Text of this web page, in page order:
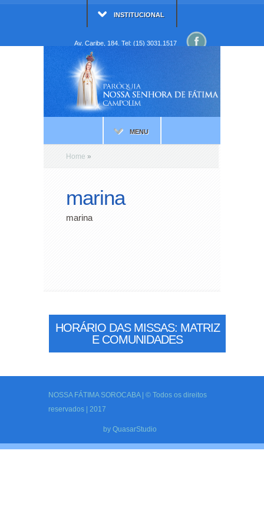
INSTITUCIONAL
Av. Caribe, 184. Tel: (15) 3031.1517
MENU
Home »
marina
marina
HORÁRIO DAS MISSAS: MATRIZ
E COMUNIDADES
NOSSA FÁTIMA SOROCABA | © Todos os direitos
reservados | 2017
by QuasarStudio